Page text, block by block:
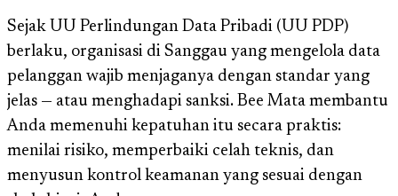
Sejak UU Perlindungan Data Pribadi (UU PDP)
berlaku, organisasi di Sanggau yang mengelola data
pelanggan wajib menjaganya dengan standar yang
jelas — atau menghadapi sanksi. Bee Mata membantu
Anda memenuhi kepatuhan itu secara praktis:
menilai risiko, memperbaiki celah teknis, dan
menyusun kontrol keamanan yang sesuai dengan